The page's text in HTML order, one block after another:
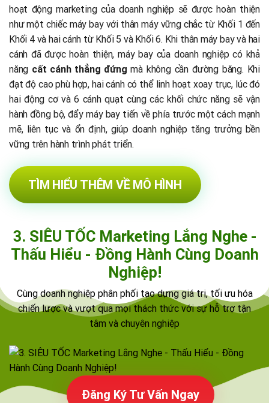
hoạt động marketing của doanh nghiệp sẽ được hoàn thiện
như một chiếc máy bay với thân máy vững chắc từ Khối 1 đến
Khối 4 và hai cánh từ Khối 5 và Khối 6. Khi thân máy bay và hai
cánh đã được hoàn thiện, máy bay của doanh nghiệp có khả
năng cất cánh thẳng đứng mà không cần đường băng. Khi
đạt độ cao phù hợp, hai cánh có thể linh hoạt xoay trục, lúc đó
hai động cơ và 6 cánh quạt cùng các khối chức năng sẽ vận
hành đồng bộ, đẩy máy bay tiến về phía trước một cách mạnh
mẽ, liên tục và ổn định, giúp doanh nghiệp tăng trưởng bền
vững trên hành trình phát triển.
TÌM HIỂU THÊM VỀ MÔ HÌNH
3. SIÊU TỐC Marketing Lắng Nghe -
Thấu Hiểu - Đồng Hành Cùng Doanh
Nghiệp!
Cùng doanh nghiệp phân phối tạo dựng giá trị, tối ưu hóa
chiến lược và vượt qua mọi thách thức với sự hỗ trợ tận
tâm và chuyên nghiệp
Đăng Ký Tư Vấn Ngay